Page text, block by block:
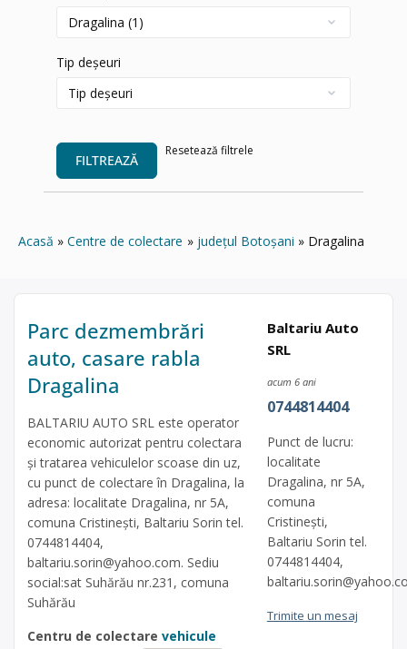
Tip deșeuri
FILTREAZĂ
Resetează filtrele
Acasă Centre de colectare județul Botoșani Dragalina
Parc dezmembrări
auto, casare rabla
Dragalina
BALTARIU AUTO SRL este operator
economic autorizat pentru colectara
și tratarea vehiculelor scoase din uz,
cu punct de colectare în Dragalina, la
adresa: localitate Dragalina, nr 5A,
comuna Cristinești, Baltariu Sorin tel.
0744814404,
baltariu.sorin@yahoo.com. Sediu
social:sat Suhărău nr.231, comuna
Suhărău
Centru de colectare vehicule
Baltariu Auto
SRL
acum 6 ani
0744814404
Punct de lucru:
localitate
Dragalina, nr 5A,
comuna
Cristinești,
Baltariu Sorin tel.
0744814404,
Trimite un mesaj